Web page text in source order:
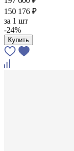
150 176 ₽
за 1 шт
-24%
Купить